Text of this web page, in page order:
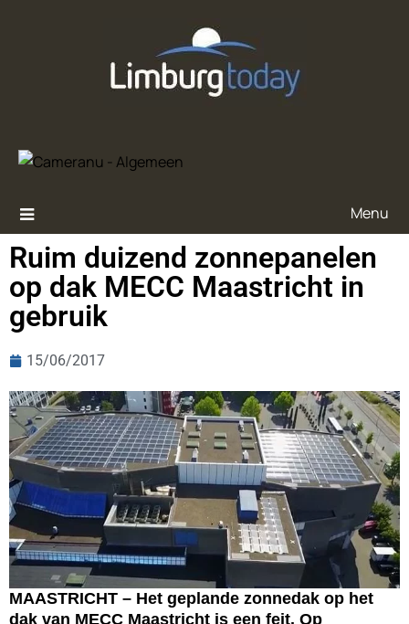
Menu
Ruim duizend zonnepanelen
op dak MECC Maastricht in
gebruik
15/06/2017
MAASTRICHT – Het geplande zonnedak op het
dak van MECC Maastricht is een feit. Op